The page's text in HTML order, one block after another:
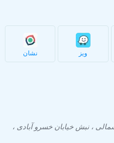
ویز نشان
، نبش خیابان خسرو آبادی ،